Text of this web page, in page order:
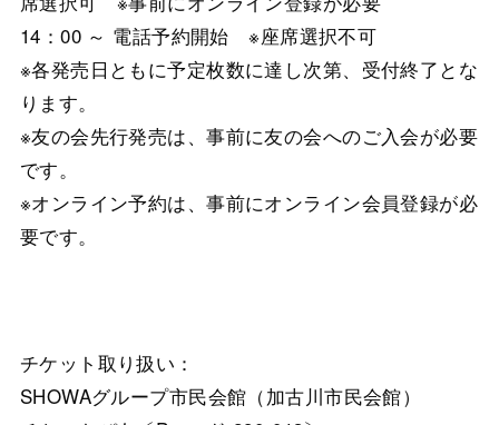
14：00 ～ 電話予約開始 ※座席選択不可
※各発売日ともに予定枚数に達し次第、受付終了とな
ります。
※友の会先行発売は、事前に友の会へのご入会が必要
です。
※オンライン予約は、事前にオンライン会員登録が必
要です。
チケット取り扱い：
SHOWAグループ市民会館（加古川市民会館）